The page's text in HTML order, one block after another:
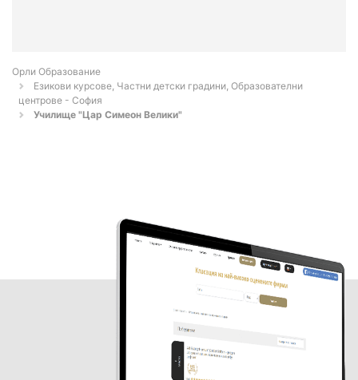
Орли Образование
Езикови курсове, Частни детски градини, Образователни
центрове - София
Училище "Цар Симеон Велики"